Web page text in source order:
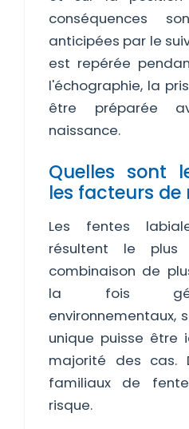
conséquences
anticipées par le
est repérée
l'échographie, la
être préparée
naissance.
Quelles sont
les facteurs de
Les fentes
résultent le
combinaison de
la fois
environnementaux,
unique puisse être
majorité des cas.
familiaux de
risque.